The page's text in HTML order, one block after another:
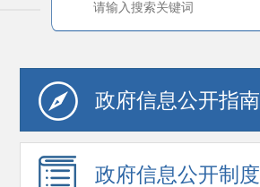
政府信息公开指南
政府信息公开制度